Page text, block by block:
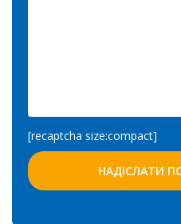
[recaptcha size:compact]